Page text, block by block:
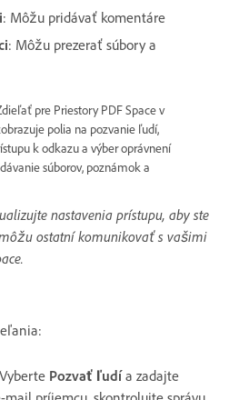
: Môžu pridávať komentáre
: Môžu prezerať súbory a
nastavenia prístupu, aby ste
ostatní komunikovať s vašimi
Pozvať ľudía zadajte